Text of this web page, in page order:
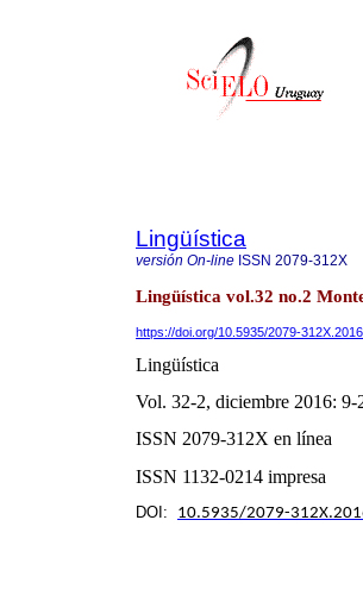
Lingüística
versión On-line ISSN 2079-312X
Lingüística vol.32 no.2
https://doi.org/10.5935/2079-
Lingüística
Vol. 32-2, diciembre 2016: 9-
ISSN 2079-312X en línea
ISSN 1132-0214 impresa
DOI: 10.5935/2079-